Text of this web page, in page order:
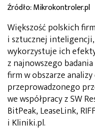
Źródło: Mikrokontroler.pl
Większość polskich
i sztucznej
wykorzystuje ich
z najnowszego
firm w obszarze analizy
przeprowadzonego
we współpracy z SW
BitPeak, LeaseLink,
i Kliniki.pl.